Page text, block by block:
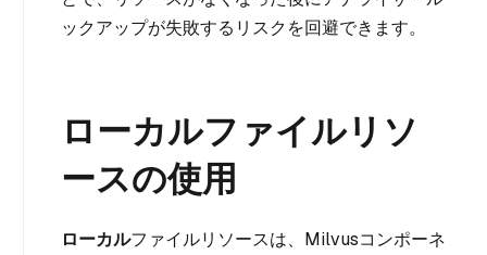
ックアップが失敗するリスクを回避できます。
ローカルファイルリソ
ースの使用
ローカルファイルリソースは、Milvusコンポーネ